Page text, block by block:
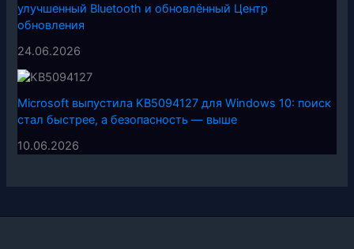
улучшенный Bluetooth и обновлённый Центр
обновления
24.06.2026
Microsoft выпустила KB5094127 для Windows 10: поиск
стал быстрее, а безопасность — выше
10.06.2026